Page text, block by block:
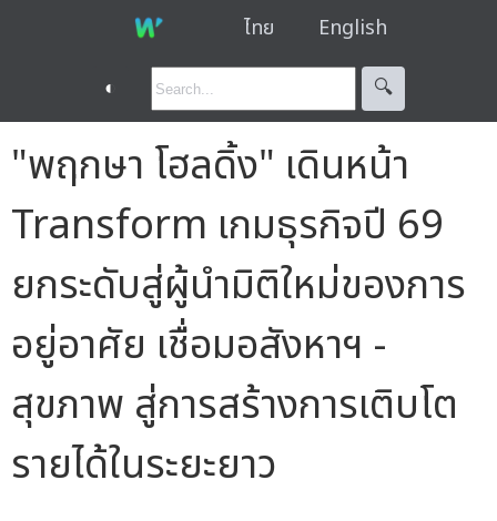
ไทย English
◐ 🔍︎
"พฤกษา โฮลดิ้ง" เดินหน้า
Transform เกมธุรกิจปี 69
ยกระดับสู่ผู้นำมิติใหม่ของการ
อยู่อาศัย เชื่อมอสังหาฯ -
สุขภาพ สู่การสร้างการเติบโต
รายได้ในระยะยาว